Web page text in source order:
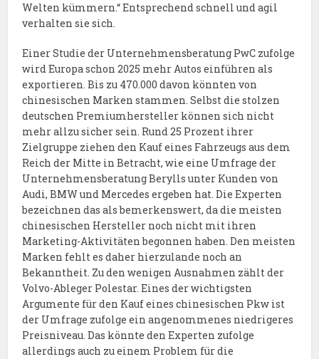
Welten kümmern.“ Entsprechend schnell und agil
verhalten sie sich.
Einer Studie der Unternehmensberatung PwC zufolge
wird Europa schon 2025 mehr Autos einführen als
exportieren. Bis zu 470.000 davon könnten von
chinesischen Marken stammen. Selbst die stolzen
deutschen Premiumhersteller können sich nicht
mehr allzu sicher sein. Rund 25 Prozent ihrer
Zielgruppe ziehen den Kauf eines Fahrzeugs aus dem
Reich der Mitte in Betracht, wie eine Umfrage der
Unternehmensberatung Berylls unter Kunden von
Audi, BMW und Mercedes ergeben hat. Die Experten
bezeichnen das als bemerkenswert, da die meisten
chinesischen Hersteller noch nicht mit ihren
Marketing-Aktivitäten begonnen haben. Den meisten
Marken fehlt es daher hierzulande noch an
Bekanntheit. Zu den wenigen Ausnahmen zählt der
Volvo-Ableger Polestar. Eines der wichtigsten
Argumente für den Kauf eines chinesischen Pkw ist
der Umfrage zufolge ein angenommenes niedrigeres
Preisniveau. Das könnte den Experten zufolge
allerdings auch zu einem Problem für die